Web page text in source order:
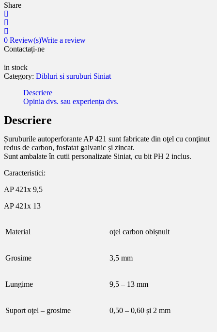
Share
0 Review(s)Write a review
Contactați-ne
in stock
Category: Dibluri si suruburi Siniat
Descriere
Opinia dvs. sau experiența dvs.
Descriere
Șuruburile autoperforante AP 421 sunt fabricate din oţel cu conţinut
redus de carbon, fosfatat galvanic și zincat.
Sunt ambalate în cutii personalizate Siniat, cu bit PH 2 inclus.
Caracteristici:
AP 421x 9,5
AP 421x 13
Material oţel carbon obișnuit
Grosime 3,5 mm
Lungime 9,5 – 13 mm
Suport oţel – grosime 0,50 – 0,60 și 2 mm